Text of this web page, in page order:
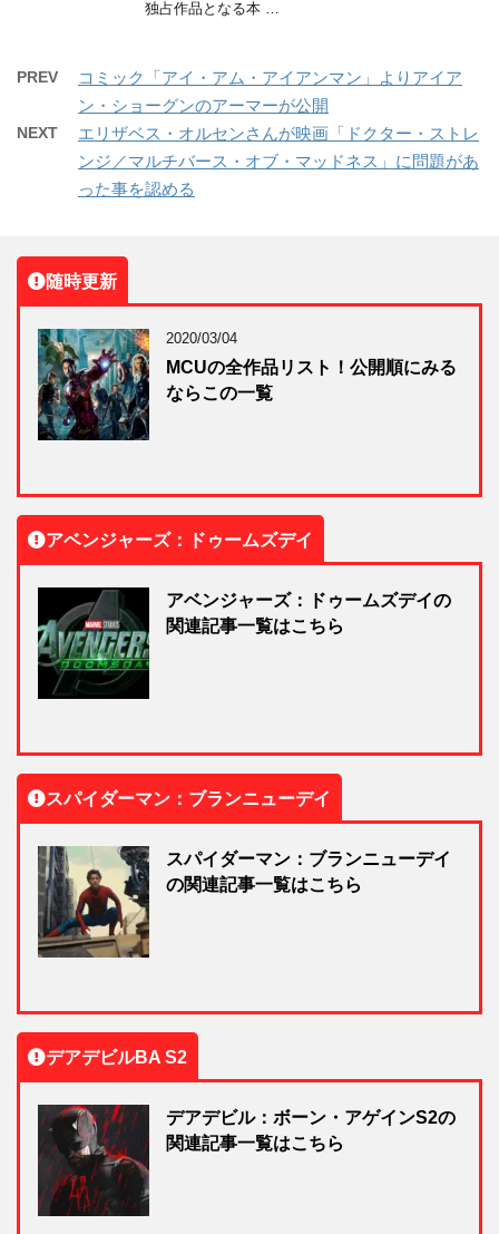
独占作品となる本 …
PREV
コミック「アイ・アム・アイアンマン」よりアイア
ン・ショーグンのアーマーが公開
NEXT
エリザベス・オルセンさんが映画「ドクター・ストレ
ンジ／マルチバース・オブ・マッドネス」に問題があ
った事を認める
随時更新
2020/03/04
MCUの全作品リスト！公開順にみる
ならこの一覧
アベンジャーズ：ドゥームズデイ
アベンジャーズ：ドゥームズデイの
関連記事一覧はこちら
スパイダーマン：ブランニューデイ
スパイダーマン：ブランニューデイ
の関連記事一覧はこちら
デアデビルBA S2
デアデビル：ボーン・アゲインS2の
関連記事一覧はこちら